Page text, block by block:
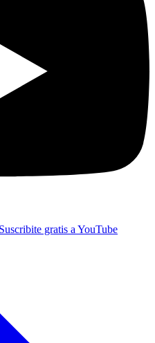
Suscribite gratis a YouTube